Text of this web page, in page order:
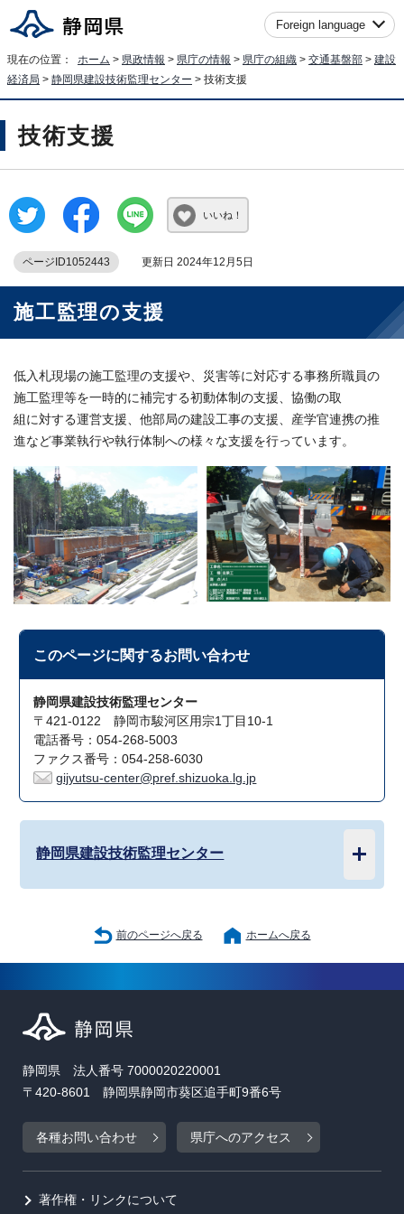
Foreign language
現在の位置： ホーム > 県政情報 > 県庁の情報 > 県庁の組織 > 交通基盤部 > 建設
経済局 > 静岡県建設技術監理センター > 技術支援
技術支援
いいね！
ページID1052443 更新日 2024年12月5日
施工監理の支援
低入札現場の施工監理の支援や、災害等に対応する事務所職員の
施工監理等を一時的に補完する初動体制の支援、協働の取
組に対する運営支援、他部局の建設工事の支援、産学官連携の推
進など事業執行や執行体制への様々な支援を行っています。
このページに関するお問い合わせ
静岡県建設技術監理センター
〒421-0122 静岡市駿河区用宗1丁目10-1
電話番号：054-268-5003
ファクス番号：054-258-6030
gijyutsu-center@pref.shizuoka.lg.jp
静岡県建設技術監理センター
前のページへ戻る ホームへ戻る
静岡県 法人番号 7000020220001
〒420-8601 静岡県静岡市葵区追手町9番6号
各種お問い合わせ 県庁へのアクセス
著作権・リンクについて